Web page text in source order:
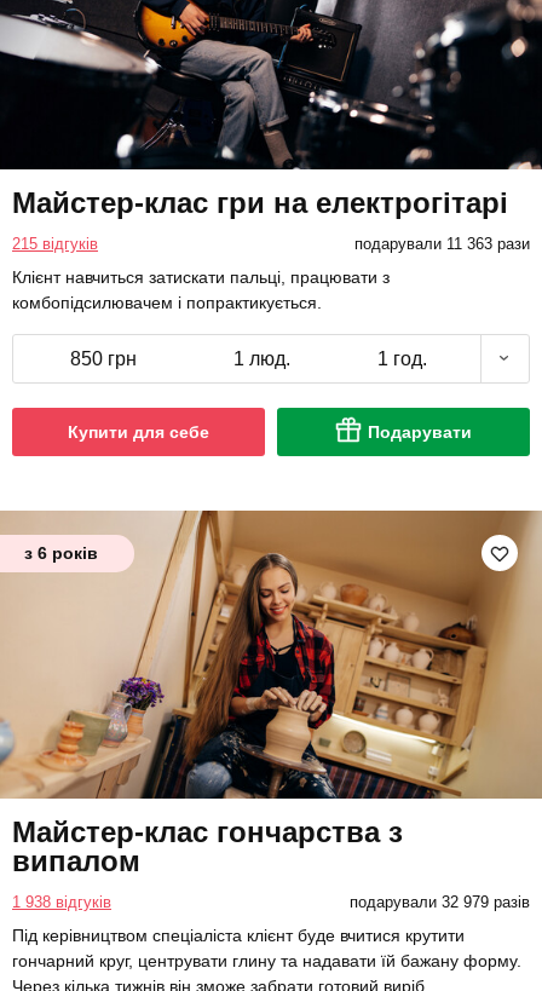
Майстер-клас гри на електрогітарі
215 відгуків подарували 11 363 рази
Клієнт навчиться затискати пальці, працювати з
комбопідсилювачем і попрактикується.
850 грн 1 люд. 1 год.
Купити для себе Подарувати
з 6 років
Майстер-клас гончарства з
випалом
1 938 відгуків подарували 32 979 разів
Під керівництвом спеціаліста клієнт буде вчитися крутити
гончарний круг, центрувати глину та надавати їй бажану форму.
Через кілька тижнів він зможе забрати готовий виріб.